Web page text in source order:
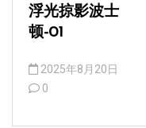
浮光掠影波士
顿-01
2025年8月20日
0